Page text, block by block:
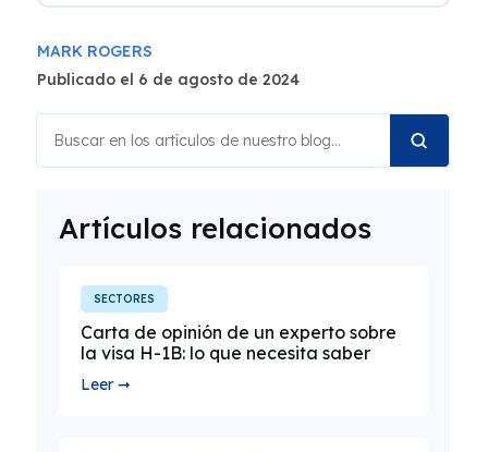
MARK ROGERS
Publicado el 6 de agosto de 2024
Artículos relacionados
SECTORES
Carta de opinión de un experto sobre
la visa H-1B: lo que necesita saber
Leer ➞